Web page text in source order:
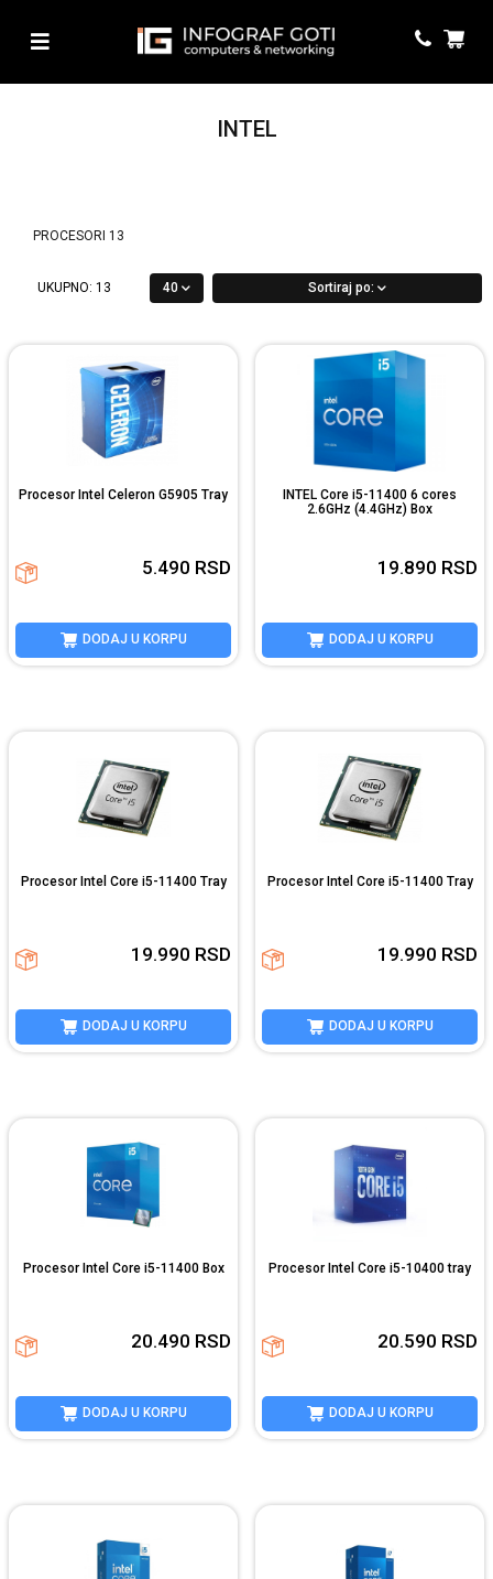
INTEL
PROCESORI 13
UKUPNO: 13 40 Sortiraj po:
Procesor Intel Celeron G5905 Tray
5.490 RSD
DODAJ U KORPU
INTEL Core i5-11400 6 cores
2.6GHz (4.4GHz) Box
19.890 RSD
DODAJ U KORPU
Procesor Intel Core i5-11400 Tray
19.990 RSD
DODAJ U KORPU
Procesor Intel Core i5-11400 Tray
19.990 RSD
DODAJ U KORPU
Procesor Intel Core i5-11400 Box
20.490 RSD
DODAJ U KORPU
Procesor Intel Core i5-10400 tray
20.590 RSD
DODAJ U KORPU